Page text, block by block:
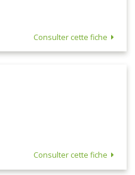
Consulter cette fiche
Consulter cette fiche